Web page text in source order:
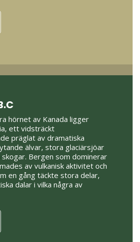
hörnet av Kanada ligger
ett vidsträckt
präglat av dramatiska
älvar, stora glaciärsjöar
Bergen som dominerar
av vulkanisk aktivitet och
en gång täckte stora delar,
dalar i vilka några av